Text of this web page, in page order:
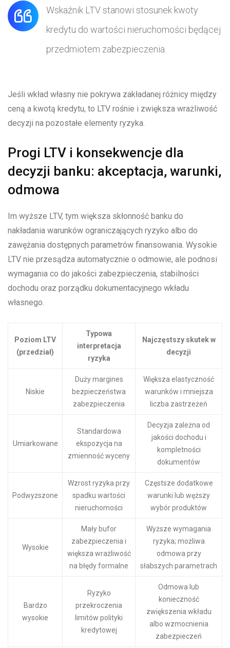
Wskaźnik LTV stanowi stosunek kwoty
kredytu do wartości nieruchomości będącej
przedmiotem zabezpieczenia.
Jeśli wkład własny nie pokrywa zakładanej różnicy między
ceną a kwotą kredytu, to LTV rośnie i zwiększa wrażliwość
decyzji na pozostałe elementy ryzyka.
Progi LTV i konsekwencje dla
decyzji banku: akceptacja, warunki,
odmowa
Im wyższe LTV, tym większa skłonność banku do
nakładania warunków ograniczających ryzyko albo do
zawężania dostępnych parametrów finansowania. Wysokie
LTV nie przesądza automatycznie o odmowie, ale podnosi
wymagania co do jakości zabezpieczenia, stabilności
dochodu oraz porządku dokumentacyjnego wkładu
własnego.
Poziom LTV
(przedział)
Typowa
interpretacja
ryzyka
Najczęstszy skutek w
decyzji
Niskie
Duży margines
bezpieczeństwa
zabezpieczenia
Większa elastyczność
warunków i mniejsza
liczba zastrzeżeń
Umiarkowane
Standardowa
ekspozycja na
zmienność wyceny
Decyzja zależna od
jakości dochodu i
kompletności
dokumentów
Podwyższone
Wzrost ryzyka przy
spadku wartości
nieruchomości
Częstsze dodatkowe
warunki lub węższy
wybór produktów
Wysokie
Mały bufor
zabezpieczenia i
większa wrażliwość
na błędy formalne
Wyższe wymagania
ryzyka; możliwa
odmowa przy
słabszych parametrach
Bardzo
wysokie
Ryzyko
przekroczenia
limitów polityki
kredytowej
Odmowa lub
konieczność
zwiększenia wkładu
albo wzmocnienia
zabezpieczeń